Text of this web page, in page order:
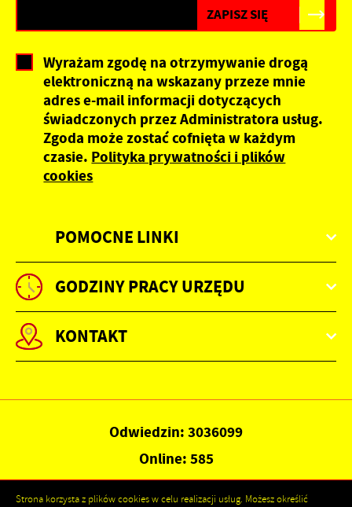
POMOCNE LINKI
Wyrażam zgodę na otrzymywanie drogą
elektroniczną na wskazany przeze mnie
adres e-mail informacji dotyczących
świadczonych przez Administratora usług.
Zgoda może zostać cofnięta w każdym
czasie. Polityka prywatności i plików
cookies
GODZINY PRACY URZĘDU
KONTAKT
Odwiedzin: 3036099
Online: 585
Strona korzysta z plików cookies w celu realizacji usług. Możesz określić